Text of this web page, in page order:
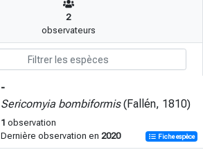
2
observateurs
-
Sericomyia bombiformis(Fallén, 1810)
1 observation
Dernière observation en 2020 Fiche espèce